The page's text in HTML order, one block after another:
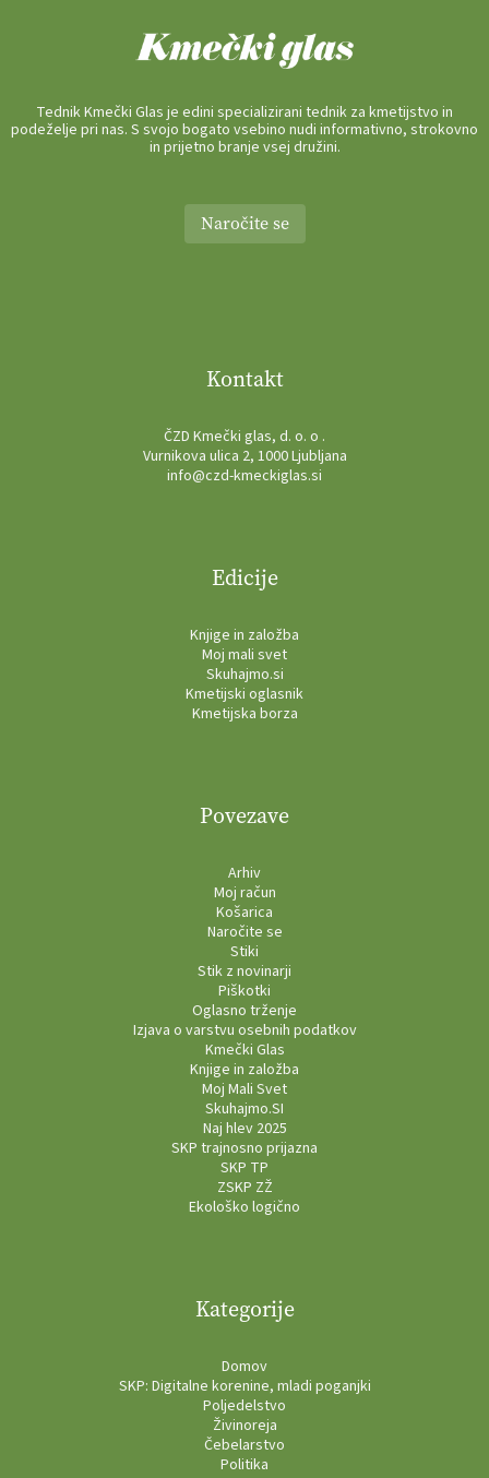
Tednik Kmečki Glas je edini specializirani tednik za kmetijstvo in
podeželje pri nas. S svojo bogato vsebino nudi informativno, strokovno
in prijetno branje vsej družini.
Naročite se
Kontakt
ČZD Kmečki glas, d. o. o .
Vurnikova ulica 2, 1000 Ljubljana
info@czd-kmeckiglas.si
Edicije
Knjige in založba
Moj mali svet
Skuhajmo.si
Kmetijski oglasnik
Kmetijska borza
Povezave
Arhiv
Moj račun
Košarica
Naročite se
Stiki
Stik z novinarji
Piškotki
Oglasno trženje
Izjava o varstvu osebnih podatkov
Kmečki Glas
Knjige in založba
Moj Mali Svet
Skuhajmo.SI
Naj hlev 2025
SKP trajnosno prijazna
SKP TP
ZSKP ZŽ
Ekološko logično
Kategorije
Domov
SKP: Digitalne korenine, mladi poganjki
Poljedelstvo
Živinoreja
Čebelarstvo
Politika